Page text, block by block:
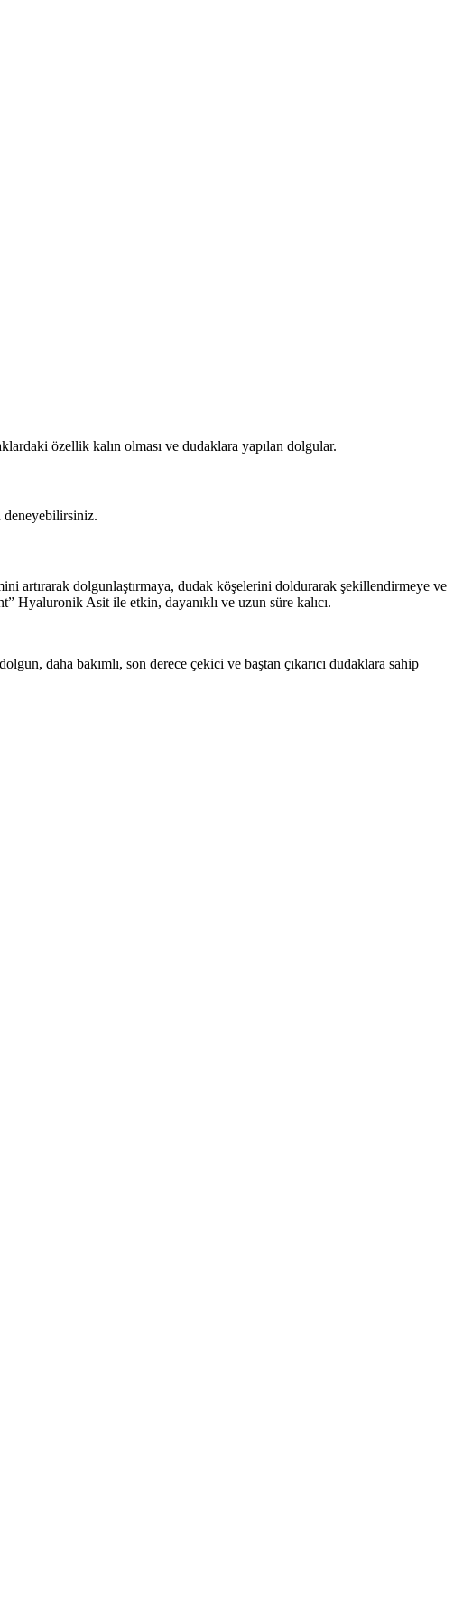
özellik kalın olması ve dudaklara yapılan dolgular.
deneyebilirsiniz.
artırarak dolgunlaştırmaya, dudak köşelerini doldurarak şekillendirmeye ve
Hyaluronik Asit ile etkin, dayanıklı ve uzun süre kalıcı.
daha bakımlı, son derece çekici ve baştan çıkarıcı dudaklara sahip